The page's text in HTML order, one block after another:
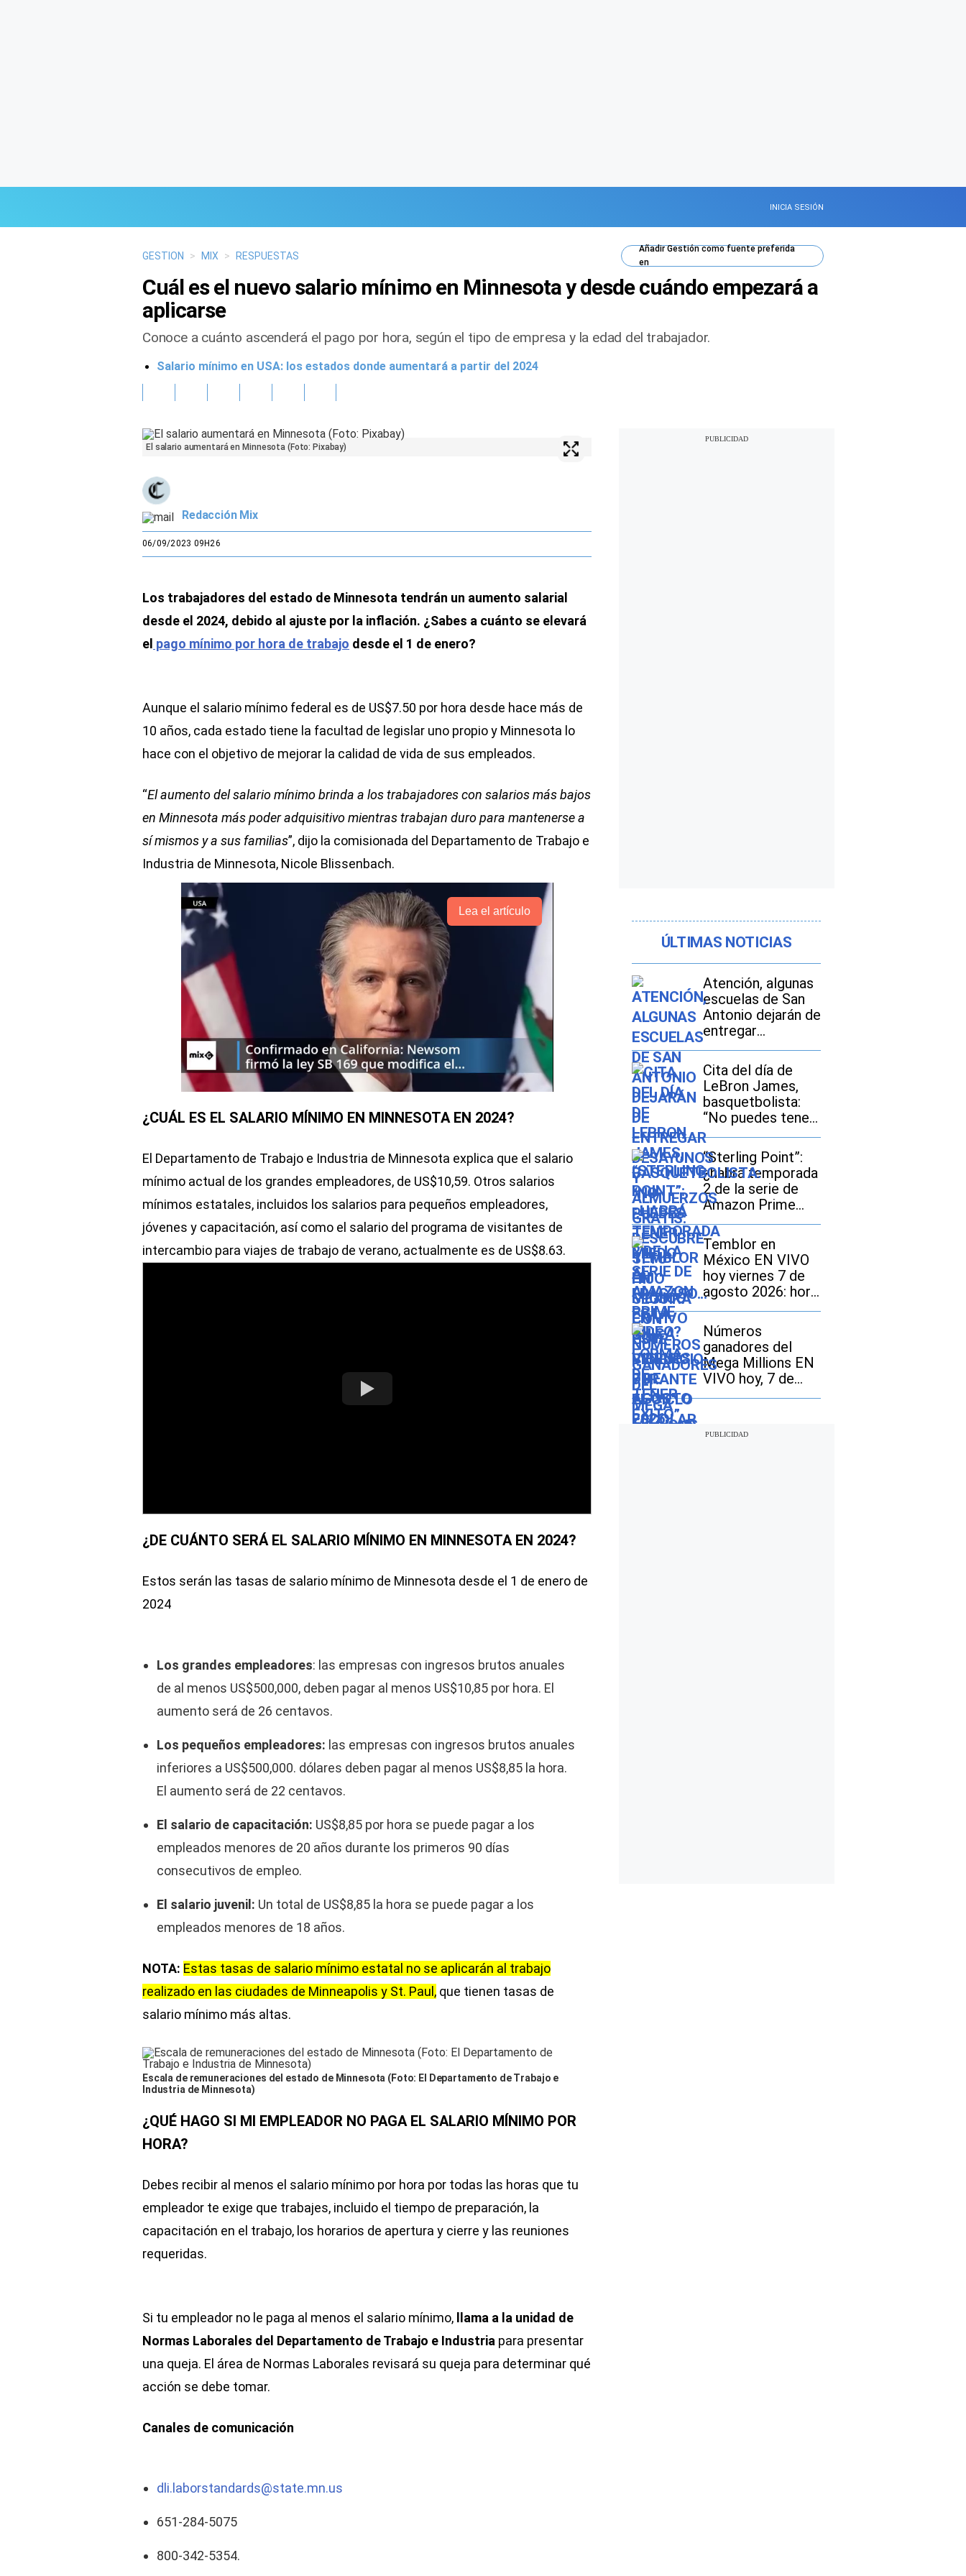
INICIA SESIÓN
GESTION > MIX > RESPUESTAS
AñadirGestióncomo fuente preferida
en
Cuál es el nuevo salario mínimo en Minnesota y desde cuándo empezará a
aplicarse
Conoce a cuánto ascenderá el pago por hora, según el tipo de empresa y la edad del trabajador.
Salario mínimo en USA: los estados donde aumentará a partir del 2024
El salario aumentará en Minnesota (Foto: Pixabay)
Redacción Mix
06/09/2023 09H26
Los trabajadores del estado de Minnesota tendrán un aumento salarial
desde el 2024, debido al ajuste por la inflación. ¿Sabes a cuánto se elevará
el pago mínimo por hora de trabajo desde el 1 de enero?
Aunque el salario mínimo federal es de US$7.50 por hora desde hace más de
10 años, cada estado tiene la facultad de legislar uno propio y Minnesota lo
hace con el objetivo de mejorar la calidad de vida de sus empleados.
“El aumento del salario mínimo brinda a los trabajadores con salarios más bajos
en Minnesota más poder adquisitivo mientras trabajan duro para mantenerse a
sí mismos y a sus familias”, dijo la comisionada del Departamento de Trabajo e
Industria de Minnesota, Nicole Blissenbach.
Lea el artículo
¿CUÁL ES EL SALARIO MÍNIMO EN MINNESOTA EN 2024?
El Departamento de Trabajo e Industria de Minnesota explica que el salario
mínimo actual de los grandes empleadores, de US$10,59. Otros salarios
mínimos estatales, incluidos los salarios para pequeños empleadores,
jóvenes y capacitación, así como el salario del programa de visitantes de
intercambio para viajes de trabajo de verano, actualmente es de US$8.63.
¿DE CUÁNTO SERÁ EL SALARIO MÍNIMO EN MINNESOTA EN 2024?
Estos serán las tasas de salario mínimo de Minnesota desde el 1 de enero de
2024
Los grandes empleadores: las empresas con ingresos brutos anuales
de al menos US$500,000, deben pagar al menos US$10,85 por hora. El
aumento será de 26 centavos.
Los pequeños empleadores: las empresas con ingresos brutos anuales
inferiores a US$500,000. dólares deben pagar al menos US$8,85 la hora.
El aumento será de 22 centavos.
El salario de capacitación: US$8,85 por hora se puede pagar a los
empleados menores de 20 años durante los primeros 90 días
consecutivos de empleo.
El salario juvenil: Un total de US$8,85 la hora se puede pagar a los
empleados menores de 18 años.
NOTA: Estas tasas de salario mínimo estatal no se aplicarán al trabajo
realizado en las ciudades de Minneapolis y St. Paul, que tienen tasas de
salario mínimo más altas.
Escala de remuneraciones del estado de Minnesota (Foto: El Departamento de Trabajo e
Industria de Minnesota)
¿QUÉ HAGO SI MI EMPLEADOR NO PAGA EL SALARIO MÍNIMO POR
HORA?
Debes recibir al menos el salario mínimo por hora por todas las horas que tu
empleador te exige que trabajes, incluido el tiempo de preparación, la
capacitación en el trabajo, los horarios de apertura y cierre y las reuniones
requeridas.
Si tu empleador no le paga al menos el salario mínimo, llama a la unidad de
Normas Laborales del Departamento de Trabajo e Industria para presentar
una queja. El área de Normas Laborales revisará su queja para determinar qué
acción se debe tomar.
Canales de comunicación
dli.laborstandards@state.mn.us
651-284-5075
800-342-5354.
ÚLTIMAS NOTICIAS
Atención, algunas
escuelas de San
Antonio dejarán de
entregar
desayunos y
almuerzos gratis:
descubre si tu hijo
seguirá con este
beneficio durante
el ciclo escolar
2026-2027
Cita del día de
LeBron James,
basquetbolista:
“No puedes tener
miedo al fracaso...
Es la única forma
de tener éxito”
“Sterling Point”:
¿habrá temporada
2 de la serie de
Amazon Prime
Video?
Temblor en
México EN VIVO
hoy viernes 7 de
agosto 2026: hora
exacta, magnitud y
dónde fue el
epicentro del
último
Números
ganadores del
Mega Millions EN
VIVO hoy, 7 de
agosto 2026: mira
jackpot de $70